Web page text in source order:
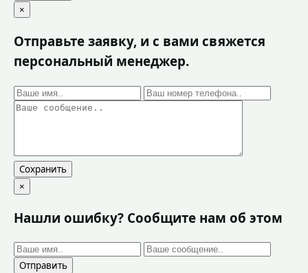
×
Отправьте заявку, и с вами свяжется
персональный менеджер.
Сохранить
×
Нашли ошибку? Сообщите нам об этом
Отправить